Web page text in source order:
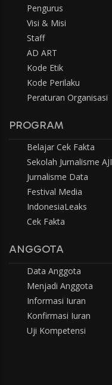
Pengurus
Visi & Misi
Staff
AD ART
Kode Etik
Kode Perilaku
Peraturan Organisasi
PROGRAM
Belajar Cek Fakta
Sekolah Jurnalisme AJI
Jurnalisme Data
Festival Media
IndonesiaLeaks
Cek Fakta
ANGGOTA
Data Anggota
Menjadi Anggota
Informasi Iuran
Konfirmasi Iuran
Uji Kompetensi